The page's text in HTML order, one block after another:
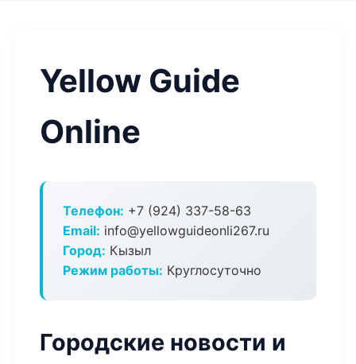
Yellow Guide
Online
Телефон: +7 (924) 337-58-63
Email: info@yellowguideonli267.ru
Город: Кызыл
Режим работы: Круглосуточно
Городские новости и